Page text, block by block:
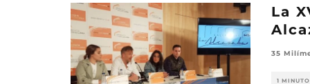
La
35
1